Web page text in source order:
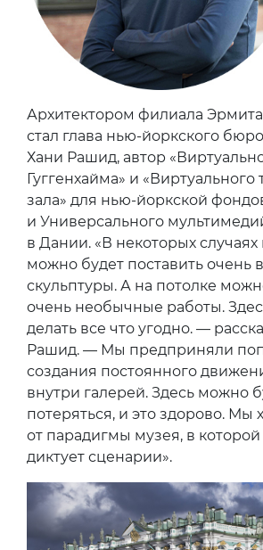
Архитектором филиала
стал глава нью-йоркского
Хани Рашид, автор
Гуггенхайма» и «Виртуального
зала» для нью-йоркской
и Универсального
в Дании. «В некоторых случаях
можно будет поставить очень
скульптуры. А на потолке
очень необычные работы.
делать все что угодно. —
Рашид. — Мы предприняли
создания постоянного
внутри галерей. Здесь можно
потеряться, и это здорово. Мы
от парадигмы музея, в которой
диктует сценарии».